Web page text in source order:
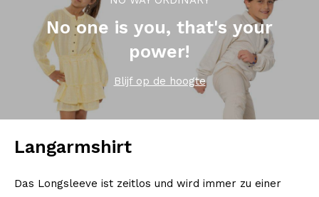
No one is you, that's your
power!
Blijf op de hoogte
Langarmshirt
Das Longsleeve ist zeitlos und wird immer zu einer